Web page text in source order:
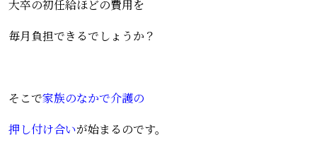
大卒の初任給ほどの費用を
毎月負担できるでしょうか？
そこで家族のなかで介護の
押し付け合いが始まるのです。